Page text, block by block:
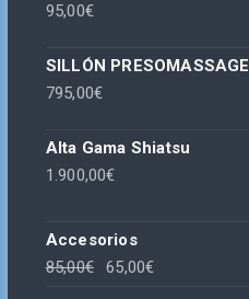
95,00€
SILLÓN PRESOMASSAGE
795,00€
Alta Gama Shiatsu
1.900,00€
Accesorios
85,00€
El65,00€